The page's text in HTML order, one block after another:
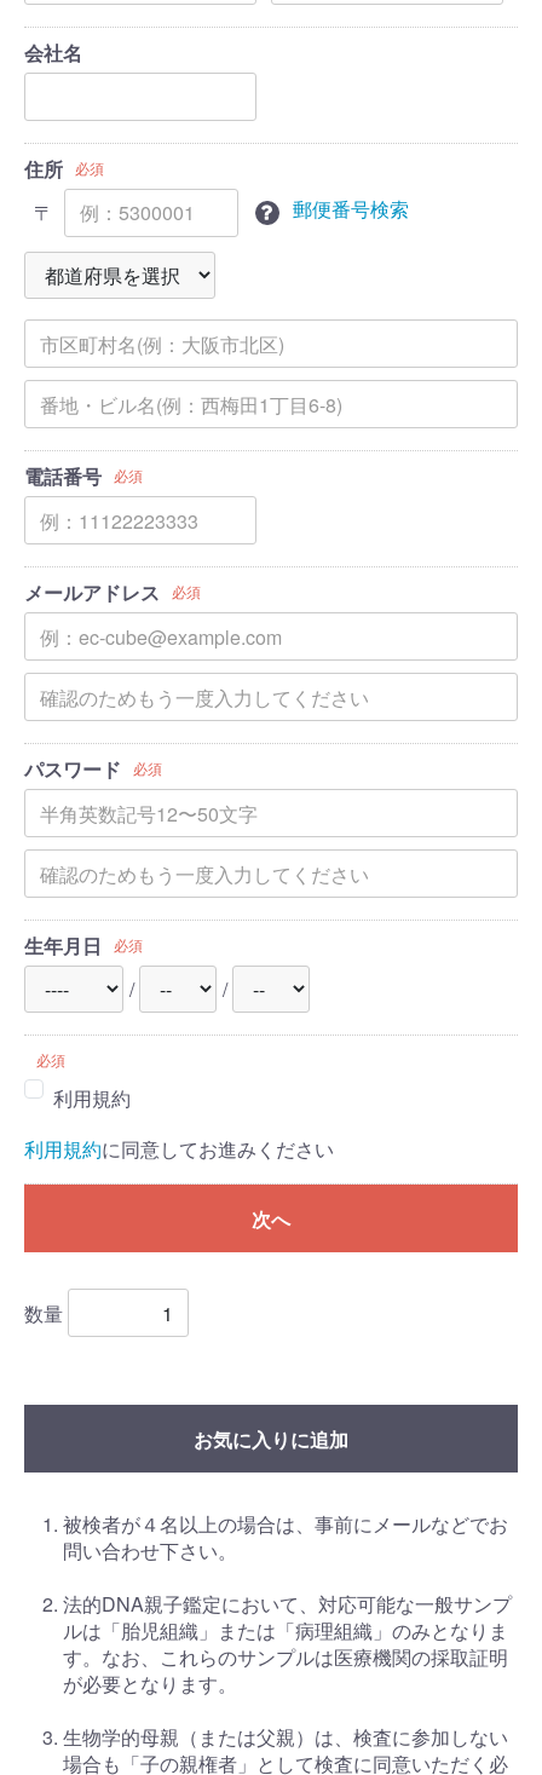
会社名
住所 必須
〒 郵便番号検索
電話番号 必須
メールアドレス 必須
パスワード 必須
生年月日 必須
/ /
必須
利用規約
利用規約に同意してお進みください
次へ
数量
お気に入りに追加
被検者が４名以上の場合は、事前にメールなどでお
問い合わせ下さい。
法的DNA親子鑑定において、対応可能な一般サンプ
ルは「胎児組織」または「病理組織」のみとなりま
す。なお、これらのサンプルは医療機関の採取証明
が必要となります。
生物学的母親（または父親）は、検査に参加しない
場合も「子の親権者」として検査に同意いただく必